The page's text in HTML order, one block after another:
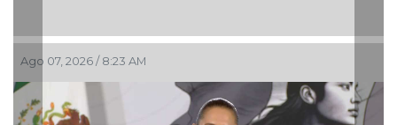
Ago 07, 2026 / 8:23 AM